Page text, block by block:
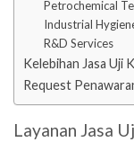
Petrochemical
Industrial
R&D Services
Kelebihan Jasa Uji
Request
Layanan Jasa